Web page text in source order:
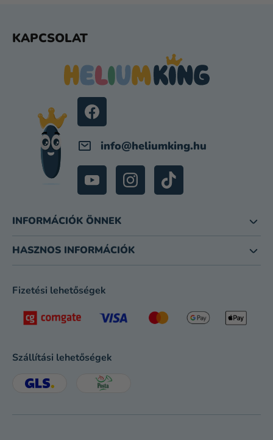
I
KAPCSOLAT
info@heliumking.hu
INFORMÁCIÓK ÖNNEK
HASZNOS INFORMÁCIÓK
Fizetési lehetőségek
Szállítási lehetőségek